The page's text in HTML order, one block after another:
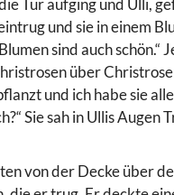
Tür aufging und Ulli,
und sie in einem
sind auch schön.“
über
und ich habe sie
Sie sah in Ullis Augen
von der Decke über